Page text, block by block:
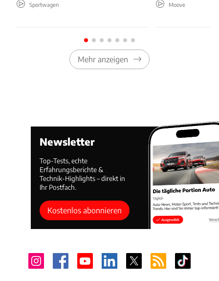
Sportwagen Moove
Mehr anzeigen
Newsletter
Top-Tests, echte
Erfahrungsberichte &
Technik-Highlights – direkt in
Ihr Postfach.
Kostenlos abonnieren